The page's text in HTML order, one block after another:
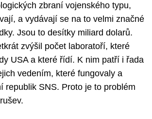
zbraní vojenského typu,
a vydávají se na to velmi značné
Jsou to desítky miliard dolarů.
zvýšil počet laboratoří, které
USA a které řídí. K nim patří i řada
vedením, které fungovaly a
republik SNS. Proto je to problém